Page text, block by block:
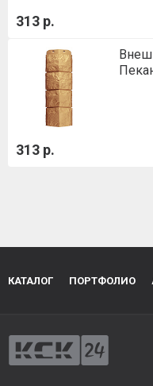
313 р.
313 р.
КАТАЛОГ ПОРТФОЛИО